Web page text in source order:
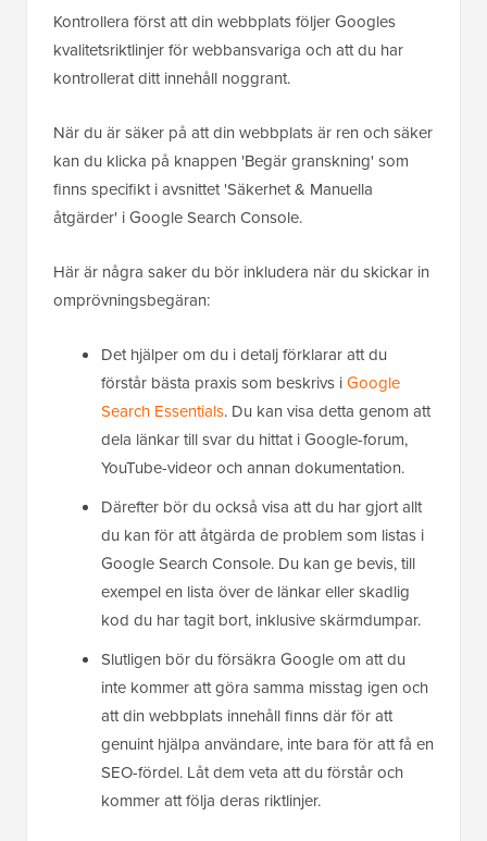
Kontrollera först att din webbplats följer Googles
kvalitetsriktlinjer för webbansvariga och att du har
kontrollerat ditt innehåll noggrant.
När du är säker på att din webbplats är ren och säker
kan du klicka på knappen 'Begär granskning' som
finns specifikt i avsnittet 'Säkerhet & Manuella
åtgärder' i Google Search Console.
Här är några saker du bör inkludera när du skickar in
omprövningsbegäran:
Det hjälper om du i detalj förklarar att du
förstår bästa praxis som beskrivs iGoogle
Search Essentials. Du kan visa detta genom att
dela länkar till svar du hittat i Google-forum,
YouTube-videor och annan dokumentation.
Därefter bör du också visa att du har gjort allt
du kan för att åtgärda de problem som listas i
Google Search Console. Du kan ge bevis, till
exempel en lista över de länkar eller skadlig
kod du har tagit bort, inklusive skärmdumpar.
Slutligen bör du försäkra Google om att du
inte kommer att göra samma misstag igen och
att din webbplats innehåll finns där för att
genuint hjälpa användare, inte bara för att få en
SEO-fördel. Låt dem veta att du förstår och
kommer att följa deras riktlinjer.